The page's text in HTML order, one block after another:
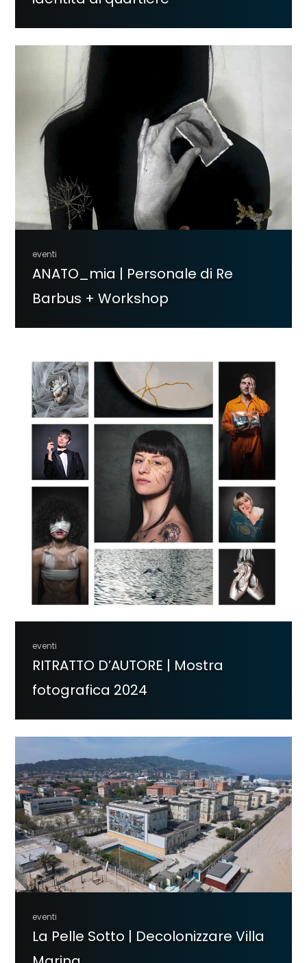
eventi
ANATO_mia | Personale di Re
Barbus + Workshop
eventi
RITRATTO D’AUTORE | Mostra
fotografica 2024
eventi
La Pelle Sotto | Decolonizzare Villa